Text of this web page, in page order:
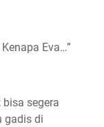
Eva…”
segera
gadis di